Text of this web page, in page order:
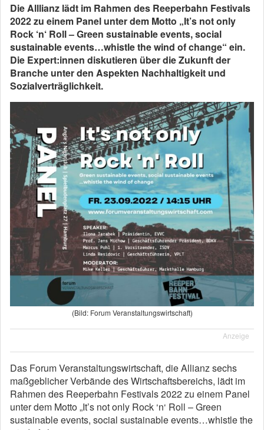
Die Alllianz lädt im Rahmen des Reeperbahn Festivals
2022 zu einem Panel unter dem Motto „It’s not only
Rock ‘n‘ Roll – Green sustainable events, social
sustainable events…whistle the wind of change“ ein.
Die Expert:innen diskutieren über die Zukunft der
Branche unter den Aspekten Nachhaltigkeit und
Sozialverträglichkeit.
(Bild: Forum Veranstaltungswirtschaft)
Anzeige
Das Forum Veranstaltungswirtschaft, die Allianz sechs
maßgeblicher Verbände des Wirtschaftsbereichs, lädt im
Rahmen des Reeperbahn Festivals 2022 zu einem Panel
unter dem Motto „It’s not only Rock ‘n‘ Roll – Green
sustainable events, social sustainable events…whistle the